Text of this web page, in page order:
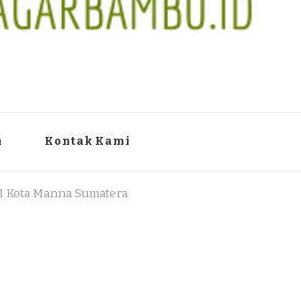
Kontak Kami
Kota Manna Sumatera